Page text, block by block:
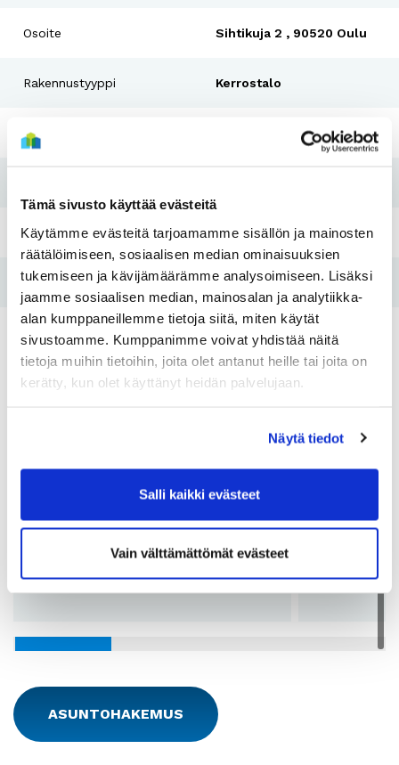
Tämä sivusto käyttää evästeitä
Käytämme evästeitä tarjoamamme sisällön ja mainosten
räätälöimiseen, sosiaalisen median ominaisuuksien
tukemiseen ja kävijämäärämme analysoimiseen. Lisäksi
jaamme sosiaalisen median, mainosalan ja analytiikka-
alan kumppaneillemme tietoja siitä, miten käytät
sivustoamme. Kumppanimme voivat yhdistää näitä
tietoja muihin tietoihin, joita olet antanut heille tai joita on
kerätty, kun olet käyttänyt heidän palvelujaan.
Näytä tiedot
Salli kaikki evästeet
Vain välttämättömät evästeet
Osoite Sihtikuja 2 , 90520 Oulu
Rakennustyyppi Kerrostalo
Rakennusvuosi
Pesutupa Kyllä
Hissi Kyllä
Tulo- ja varallisuusraja Kyllä
Huoneistotyyppi:
2H+K+S
59 - 59,5 m2
Vuokra:
622 - 653€
17
Pohjakuvat:
Katso pohjakuvat
Vuokra:
Pohjakuvat:
ASUNTOHAKEMUS